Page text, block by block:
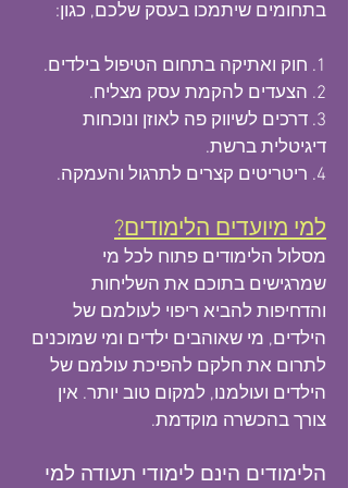
בתחומים שיתמכו בעסק שלכם, כגון:
1. חוק ואתיקה בתחום הטיפול בילדים.
2. הצעדים להקמת עסק מצליח.
3. דרכים לשיווק פה לאוזן ונוכחות
דיגיטלית ברשת.
4. ריטריטים קצרים לתרגול והעמקה.
למי מיועדים הלימודים?
מסלול הלימודים פתוח לכל מי
שמרגישים בתוכם את השליחות
והדחיפות להביא ריפוי לעולמם של
הילדים, מי שאוהבים ילדים ומי שמוכנים
לתרום את חלקם להפיכת עולמם של
הילדים ועולמנו, למקום טוב יותר. אין
צורך בהכשרה מוקדמת.
הלימודים הינם לימודי תעודה למי